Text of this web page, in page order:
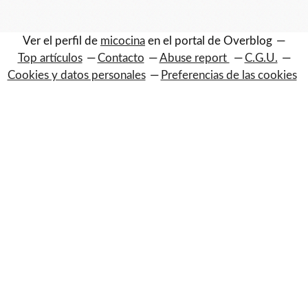
Ver el perfil de micocina en el portal de Overblog
Top artículos
Contacto Abuse report
C.G.U.
Cookies y datos personales
Preferencias de las cookies